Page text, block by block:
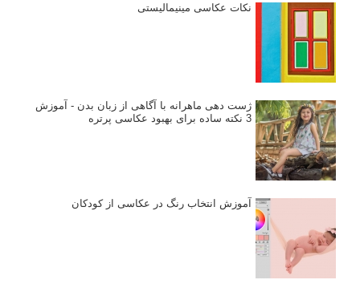
نکات عکاسی مینیمالیستی
ژست دهی ماهرانه با آگاهی از زبان بدن - آموزش
3 نکته ساده برای بهبود عکاسی پرتره
آموزش انتخاب رنگ در عکاسی از کودکان